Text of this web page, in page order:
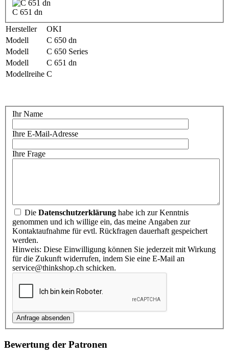
C 651 dn
Hersteller
OKI
Modell
C 650 dn
Modell
C 650 Series
Modell
C 651 dn
Modellreihe C
Ihr Name
Ihre E-Mail-Adresse
Ihre Frage
Die Datenschutzerklärung habe ich zur Kenntnis
genommen und ich willige ein, das meine Angaben zur
Kontaktaufnahme für evtl. Rückfragen dauerhaft gespeichert
werden.
Hinweis: Diese Einwilligung können Sie jederzeit mit Wirkung
für die Zukunft widerrufen, indem Sie eine E-Mail an
service@thinkshop.ch schicken.
Bewertung der Patronen